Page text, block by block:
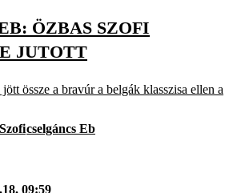
ÖZBAS SZOFI
JUTOTT
össze a bravúr a belgák klasszisa ellen a
cselgáncs Eb
09:59